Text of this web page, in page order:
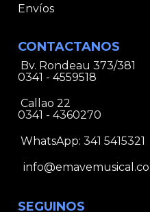
Envíos
CONTACTANOS
Bv. Rondeau 373/381
0341 - 4559518
Callao 22
0341 - 4360270
WhatsApp: 341 5415321
SEGUINOS